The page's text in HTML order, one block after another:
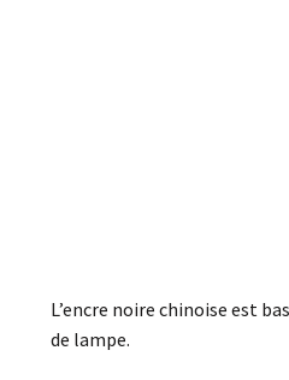
L’encre noire chinoise est
de lampe.